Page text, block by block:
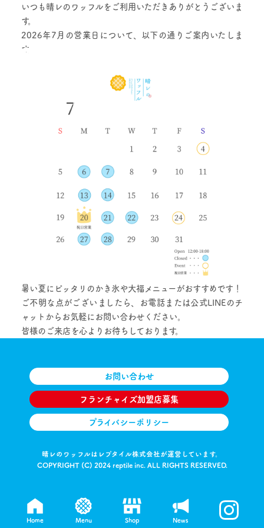
Home Menu Shop News
いつも晴レのワッフルをご利用いただきありがとうございま
す。
2026年7月の営業日について、以下の通りご案内いたしま
す。
暑い夏にピッタリのかき氷や大福メニューがおすすめです！
ご不明な点がございましたら、お電話または公式LINEのチ
ャットからお気軽にお問い合わせください。
皆様のご来店を心よりお待ちしております。
お問い合わせ
フランチャイズ加盟店募集
プライバシーポリシー
晴レのワッフルはレプタイル株式会社が運営しています。
COPYRIGHT (C) 2024 reptile inc. ALL RIGHTS RESERVED.